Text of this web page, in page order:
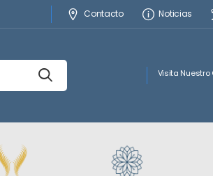
Contacto Noticias
Visita Nuestro